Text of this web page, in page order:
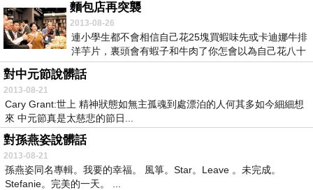
麵包店再突襲
2013-08-26
連小學生都不會相信自己花25塊買蝦味先或卡迪娜牛排
洋芋片，裏頭會有蝦子和牛肉了你怎會以為自己花八十
塊...
對中元節說髒話
2013-08-21
Cary Grant:世上 精神狀態如無主孤魂到處漂泊的人何其多如今細細想
來 中元節真是太慈悲的節日...
對孫燕姿說髒話
2013-08-21
孫燕姿同名專輯。我要的幸福。 風箏。Star。Leave 。未完成。
Stefanie。完美的一天。 ...